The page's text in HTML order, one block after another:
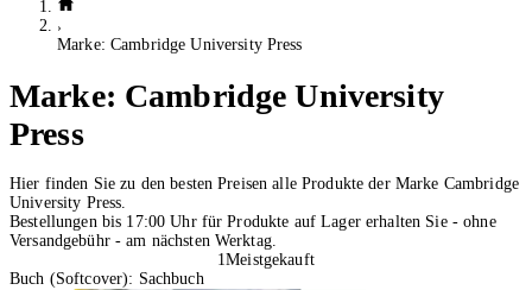
Marke: Cambridge University Press
Marke: Cambridge University
Press
Hier finden Sie zu den besten Preisen alle Produkte der Marke Cambridge
University Press.
Bestellungen bis 17:00 Uhr für Produkte auf Lager erhalten Sie - ohne
Versandgebühr - am nächsten Werktag.
1Meistgekauft
Buch (Softcover): Sachbuch